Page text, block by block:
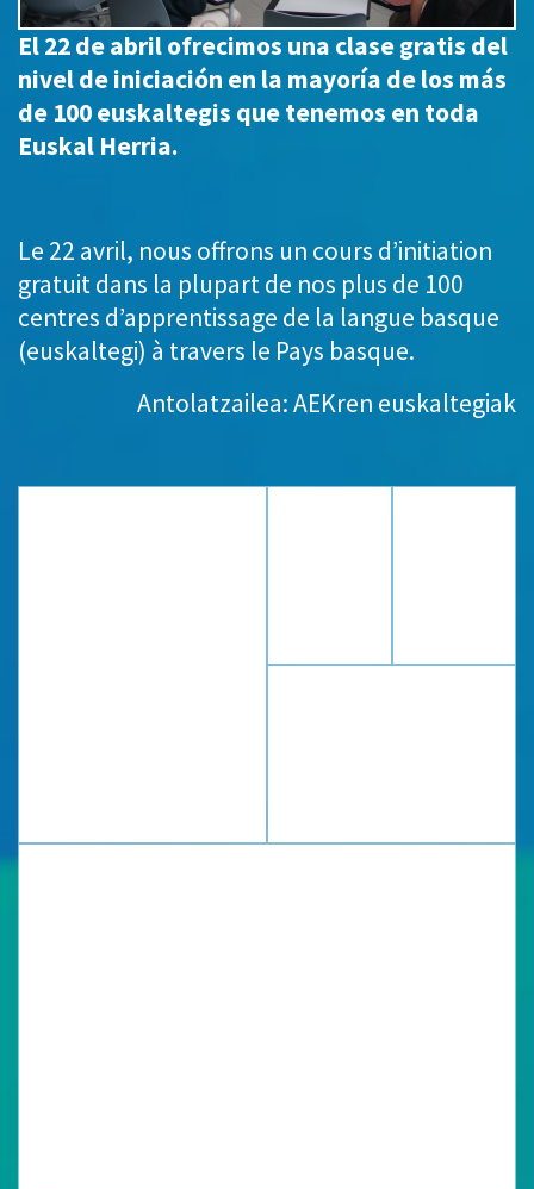
El 22 de abril ofrecimos una clase gratis del
nivel de iniciación en la mayoría de los más
de 100 euskaltegis que tenemos en toda
Euskal Herria.
Le 22 avril, nous offrons un cours d’initiation
gratuit dans la plupart de nos plus de 100
centres d’apprentissage de la langue basque
(euskaltegi) à travers le Pays basque.
Antolatzailea: AEKren euskaltegiak